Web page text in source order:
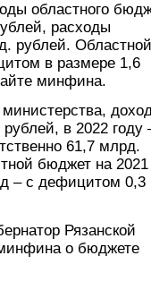
областного
расходы
рублей. Областной
в размере 1,6
минфина.
в 2022 году
61,7 млрд.
бюджет на 2021
– с дефицитом 0,3
Рязанской
о бюджете